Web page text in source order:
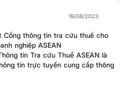
19/08/2023
Cổng thông tin tra cứu thuế cho
nghiệp ASEAN
tin Tra cứu Thuế ASEAN là
tin trực tuyến cung cấp thông
các loại thuế, quy định xuất xứ,